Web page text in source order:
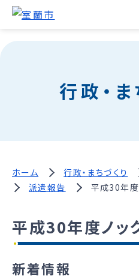
行政・ま
ホーム 行政・まちづくり
派遣報告
平成30年度
平成30年度ノッ
新着情報